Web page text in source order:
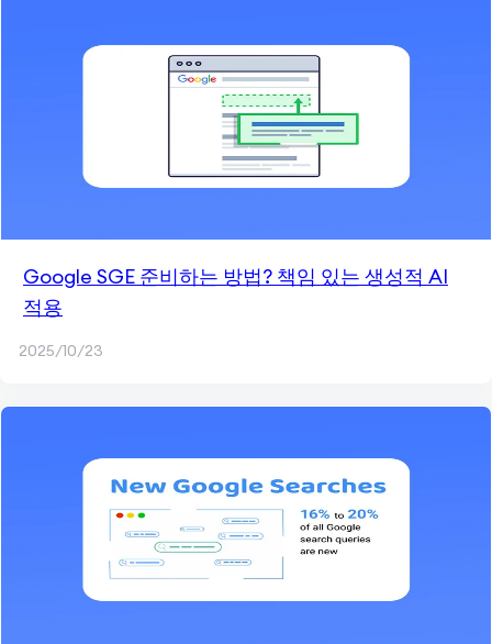
Google SGE 준비하는 방법? 책임 있는 생성적 AI
적용
2025/10/23